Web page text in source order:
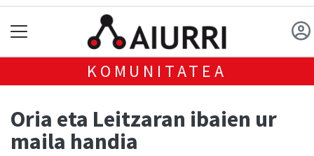
KOMUNITATEA
Oria eta Leitzaran ibaien ur
maila handia